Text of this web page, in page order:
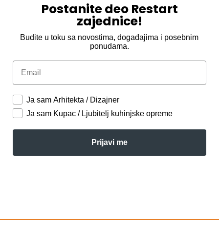
Postanite deo Restart
zajednice!
Budite u toku sa novostima, događajima i posebnim
ponudama.
Email
Ja sam Arhitekta / Dizajner
Ja sam Kupac / Ljubitelj kuhinjske opreme
Prijavi me